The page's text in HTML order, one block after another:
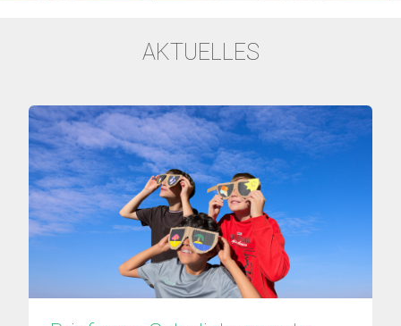
AKTUELLES